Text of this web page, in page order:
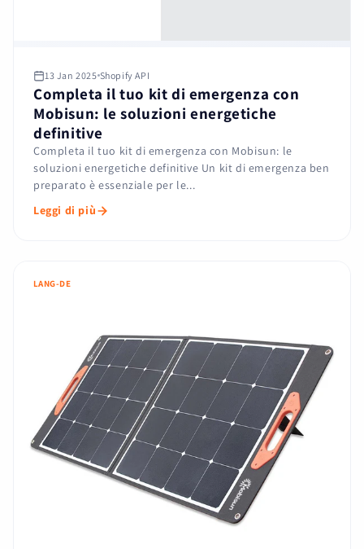
13 Jan 2025 Shopify API
Completa il tuo kit di emergenza con
Mobisun: le soluzioni energetiche
definitive
Completa il tuo kit di emergenza con Mobisun: le
soluzioni energetiche definitive Un kit di emergenza ben
preparato è essenziale per le...
Leggi di più
LANG-DE